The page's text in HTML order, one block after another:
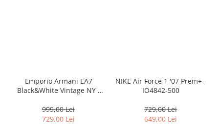
Emporio Armani EA7
Black&White Vintage NY -
999,00 Lei
729,00 Lei
NIKE Air Force 1 '07 Prem+ -
IO4842-500
729,00 Lei
649,00 Lei